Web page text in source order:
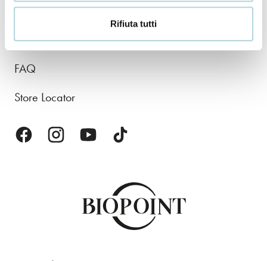
Rifiuta tutti
About us
Contacts
FAQ
Store Locator